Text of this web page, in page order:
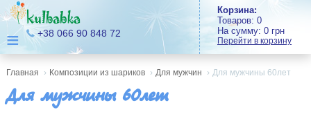
≡ +38 066 90 848 72
Корзина:
Товаров: 0
На сумму: 0 грн
Перейти в корзину
Главная › Композиции из шариков › Для мужчин › Для мужчины 60лет
Для мужчины 60лет